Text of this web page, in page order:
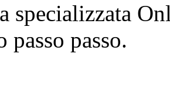
specializzata
passo passo.